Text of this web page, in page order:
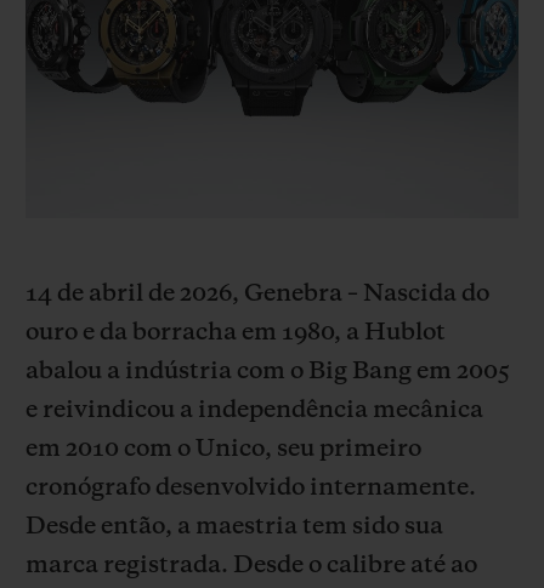
14 de abril de 2026, Genebra – Nascida do
ouro e da borracha em 1980, a Hublot
abalou a indústria com o Big Bang em 2005
e reivindicou a independência mecânica
em 2010 com o Unico, seu primeiro
cronógrafo desenvolvido internamente.
Desde então, a maestria tem sido sua
marca registrada. Desde o calibre até ao
BIG BANG
SUMMER MULTI-
COLORED CERAMIC
BIG BANG
PEACH CERAMIC
SPIRIT OF BIG
ESSENTIAL
ONLINE
HUBLOTISTA E GARANTIA ESTENDIDA
ENTREGA E DEVOLUÇÕES DE CORTESIA
PAGAMENTO SEGURO
EMBALAGEM DE PRESENTES